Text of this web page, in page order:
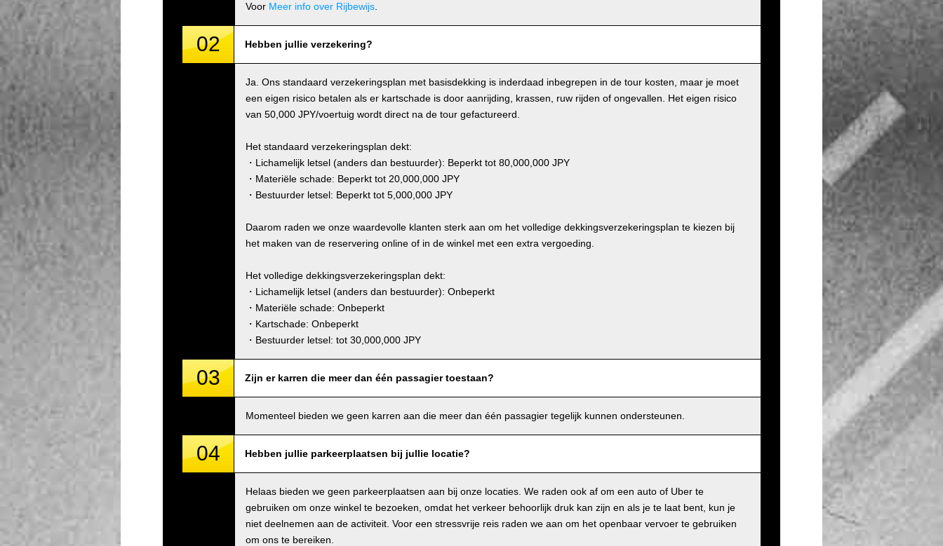
Voor Meer info over Rijbewijs
02 Hebben jullie verzekering?
Ja. Ons standaard verzekeringsplan met basisdekking is inderdaad inbegrepen in de tour kosten, maar je moet
een eigen risico betalen als er kartschade is door aanrijding, krassen, ruw rijden of ongevallen. Het eigen risico
van 50,000 JPY/voertuig wordt direct na de tour gefactureerd.
Het standaard verzekeringsplan dekt:
・Lichamelijk letsel (anders dan bestuurder): Beperkt tot 80,000,000 JPY
・Materiële schade: Beperkt tot 20,000,000 JPY
・Bestuurder letsel: Beperkt tot 5,000,000 JPY
Daarom raden we onze waardevolle klanten sterk aan om het volledige dekkingsverzekeringsplan te kiezen bij
het maken van de reservering online of in de winkel met een extra vergoeding.
Het volledige dekkingsverzekeringsplan dekt:
・Lichamelijk letsel (anders dan bestuurder): Onbeperkt
・Materiële schade: Onbeperkt
・Kartschade: Onbeperkt
・Bestuurder letsel: tot 30,000,000 JPY
03 Zijn er karren die meer dan één passagier toestaan?
Momenteel bieden we geen karren aan die meer dan één passagier tegelijk kunnen ondersteunen.
04 Hebben jullie parkeerplaatsen bij jullie locatie?
Helaas bieden we geen parkeerplaatsen aan bij onze locaties. We raden ook af om een auto of Uber te
gebruiken om onze winkel te bezoeken, omdat het verkeer behoorlijk druk kan zijn en als je te laat bent, kun je
niet deelnemen aan de activiteit. Voor een stressvrije reis raden we aan om het openbaar vervoer te gebruiken
om ons te bereiken.